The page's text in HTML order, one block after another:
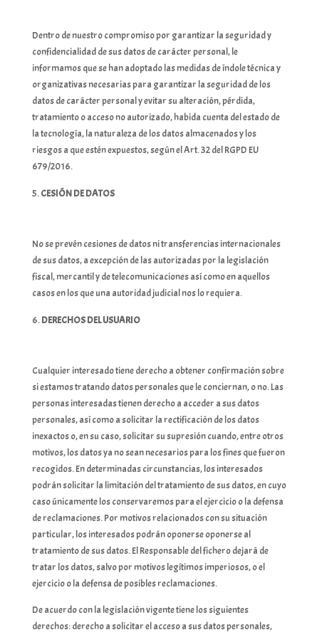
Dentro de nuestro compromiso por garantizar la seguridad y
confidencialidad de sus datos de carácter personal, le
informamos que se han adoptado las medidas de índole técnica y
organizativas necesarias para garantizar la seguridad de los
datos de carácter personal y evitar su alteración, pérdida,
tratamiento o acceso no autorizado, habida cuenta del estado de
la tecnología, la naturaleza de los datos almacenados y los
riesgos a que estén expuestos, según el Art. 32 del RGPD EU
679/2016.
CESIÓN DE DATOS
No se prevén cesiones de datos ni transferencias internacionales
de sus datos, a excepción de las autorizadas por la legislación
fiscal, mercantil y de telecomunicaciones así como en aquellos
casos en los que una autoridad judicial nos lo requiera.
DERECHOS DEL USUARIO
Cualquier interesado tiene derecho a obtener confirmación sobre
si estamos tratando datos personales que le conciernan, o no. Las
personas interesadas tienen derecho a acceder a sus datos
personales, así como a solicitar la rectificación de los datos
inexactos o, en su caso, solicitar su supresión cuando, entre otros
motivos, los datos ya no sean necesarios para los fines que fueron
recogidos. En determinadas circunstancias, los interesados
podrán solicitar la limitación del tratamiento de sus datos, en cuyo
caso únicamente los conservaremos para el ejercicio o la defensa
de reclamaciones. Por motivos relacionados con su situación
particular, los interesados podrán oponerse oponerse al
tratamiento de sus datos. El Responsable del fichero dejará de
tratar los datos, salvo por motivos legítimos imperiosos, o el
ejercicio o la defensa de posibles reclamaciones.
De acuerdo con la legislación vigente tiene los siguientes
derechos: derecho a solicitar el acceso a sus datos personales,